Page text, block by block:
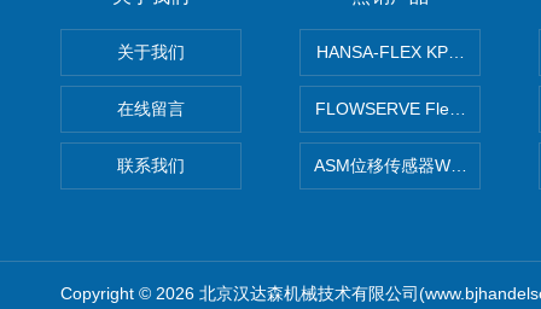
关于我们
在线留言
联系我们
HANSA-FLEX KP100P紧凑
FLOWSERVE Flex Wedge闸
ASM位移传感器WS10-750
Copyright © 2026 北京汉达森机械技术有限公司